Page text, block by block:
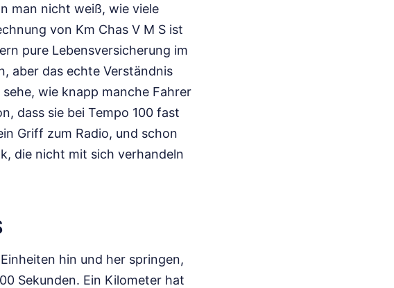
man nicht weiß, wie viele
von Km Chas V M S ist
pure Lebensversicherung im
aber das echte Verständnis
wie knapp manche Fahrer
dass sie bei Tempo 100 fast
Griff zum Radio, und schon
die nicht mit sich verhandeln
hin und her springen,
Sekunden. Ein Kilometer hat